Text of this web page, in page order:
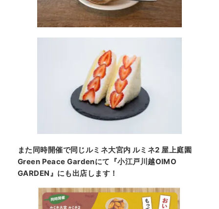
また同時開催で同じルミネ大宮内 ルミネ2 屋上庭園
Green Peace Gardenにて『小江戸川越OIMO
GARDEN』にも出店します！